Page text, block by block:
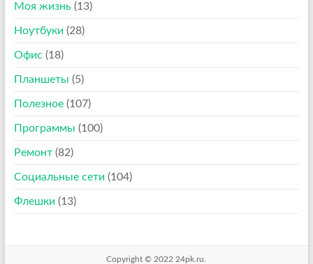
Моя жизнь(13)
Ноутбуки (28)
Офис (18)
Планшеты (5)
Полезное(107)
Программы (100)
Ремонт(82)
Социальные сети (104)
Флешки (13)
Copyright © 2022 24pk.ru